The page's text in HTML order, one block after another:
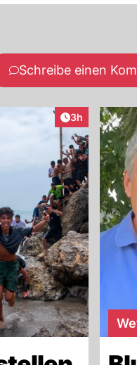
Schreibe einen
Artikel
3h